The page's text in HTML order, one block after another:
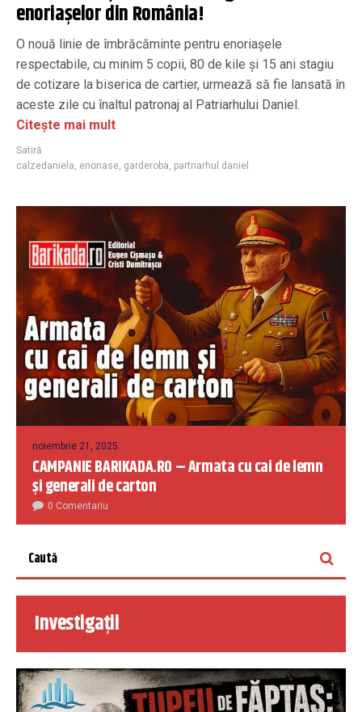
enoriașelor din România!
O nouă linie de îmbrăcăminte pentru enoriașele
respectabile, cu minim 5 copii, 80 de kile și 15 ani stagiu
de cotizare la biserica de cartier, urmează să fie lansată în
aceste zile cu înaltul patronaj al Patriarhului Daniel.
Citește mai mult
Satiră
calzedaniela, enoriase, garderoba, partriarhul daniel
noiembrie 21, 2025
CAMPANIE BARIKADA.RO – Armata cu cai de lemn
și generali de carton
0 Comentariu
Investigații